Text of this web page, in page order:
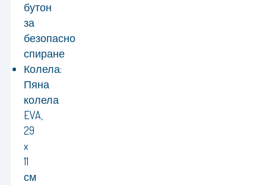
бутон
за
безопасно
спиране
Колела:
Пяна
колела
EVA,
29
x
11
см